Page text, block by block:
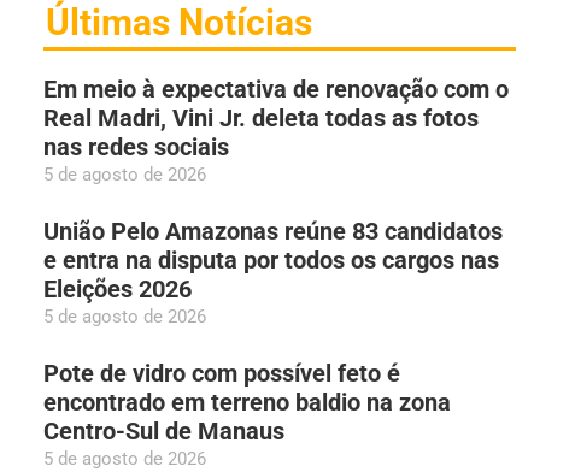
Últimas Notícias
Em meio à expectativa de renovação com o
Real Madri, Vini Jr. deleta todas as fotos
nas redes sociais
5 de agosto de 2026
União Pelo Amazonas reúne 83 candidatos
e entra na disputa por todos os cargos nas
Eleições 2026
5 de agosto de 2026
Pote de vidro com possível feto é
encontrado em terreno baldio na zona
Centro-Sul de Manaus
5 de agosto de 2026